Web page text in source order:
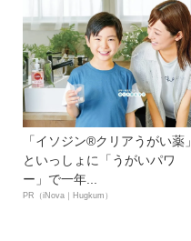
「イソジン®クリアうがい薬」
といっしょに「うがいパワ
ー」で一年...
PR（iNova｜Hugkum）